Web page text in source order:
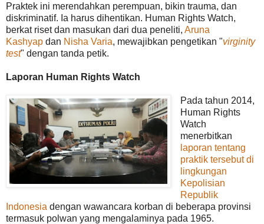
Praktek ini merendahkan perempuan, bikin trauma, dan
diskriminatif. Ia harus dihentikan. Human Rights Watch,
berkat riset dan masukan dari dua peneliti, Aruna
Kashyap dan Nisha Varia, mewajibkan pengetikan "virginity
test" dengan tanda petik.
Laporan Human Rights Watch
Pada tahun 2014,
Human Rights
Watch
menerbitkan
laporan tentang
praktik tersebut di
lingkungan
Kepolisian
Republik
Indonesia dengan wawancara korban di beberapa provinsi
termasuk polwan yang mengalaminya pada 1965.